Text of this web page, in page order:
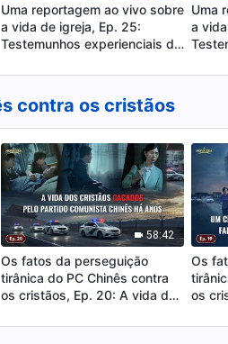
Uma reportagem ao vivo sobre
a vida de igreja, Ep. 25:
Testemunhos experienciais da
de Nova Ecija, Filipinas:
Somente praticando e
entendendo a verdade pode-
se alcançar liberdade e
liberação
Uma
a
de
contra os cristãos
58:42
Os fatos da perseguição
tirânica do PC Chinês contra
os cristãos, Ep. 20: A vida dos
Comunista Chinês há anos
Os
os